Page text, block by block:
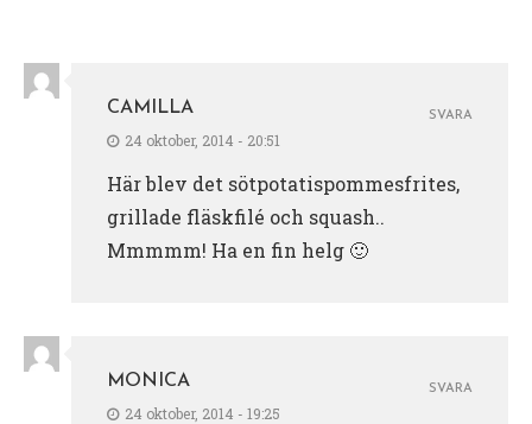
CAMILLA
24 oktober, 2014 - 20:51
Här blev det sötpotatispommesfrites,
grillade fläskfilé och squash..
Mmmmm! Ha en fin helg 🙂
SVARA
MONICA
24 oktober, 2014 - 19:25
SVARA